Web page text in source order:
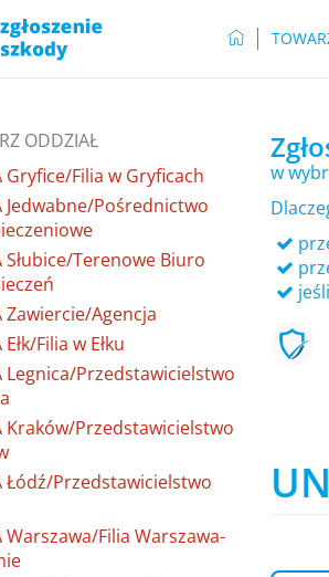
ODDZIAŁ
Gryfice/Filia w Gryficach
Jedwabne/Pośrednictwo
Słubice/Terenowe Biuro
Zawiercie/Agencja
Filia w Ełku
Legnica/Przedstawicielstwo
Kraków/Przedstawicielstwo
Łódź/Przedstawicielstwo
Warszawa/Filia Warszawa-
w